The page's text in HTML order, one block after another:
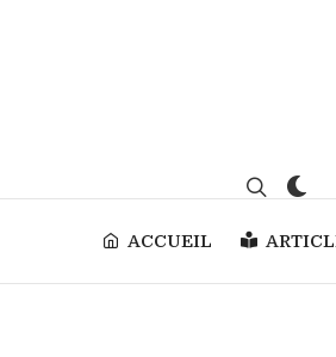
ACCUEIL